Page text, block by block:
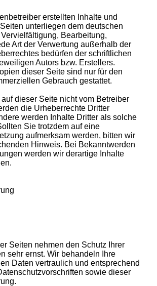
erstellten Inhalte und
unterliegen dem deutschen
Bearbeitung,
Art der Verwertung außerhalb der
bedürfen der schriftlichen
Autors bzw. Erstellers.
dieser Seite sind nur für den
Gebrauch gestattet.
dieser Seite nicht vom Betreiber
die Urheberrechte Dritter
werden Inhalte Dritter als solche
Sie trotzdem auf eine
aufmerksam werden, bitten wir
Hinweis. Bei Bekanntwerden
werden wir derartige Inhalte
Seiten nehmen den Schutz Ihrer
sehr ernst. Wir behandeln Ihre
Daten vertraulich und entsprechend
sowie dieser